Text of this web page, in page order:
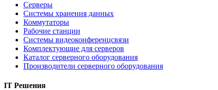
Серверы
Системы хранения данных
Коммутаторы
Рабочие станции
Системы видеоконференцсвязи
Комплектующие для серверов
Каталог серверного оборудования
Производители серверного оборудования
IT Решения